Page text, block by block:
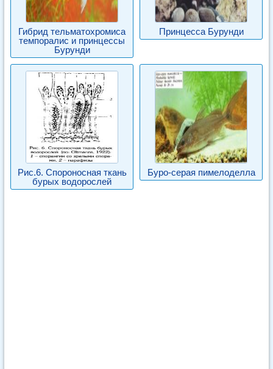
Гибрид тельматохромиса
темпоралис и принцессы
Бурунди
Принцесса Бурунди
Рис.6. Спороносная ткань
бурых водорослей
Буро-серая пимелоделла